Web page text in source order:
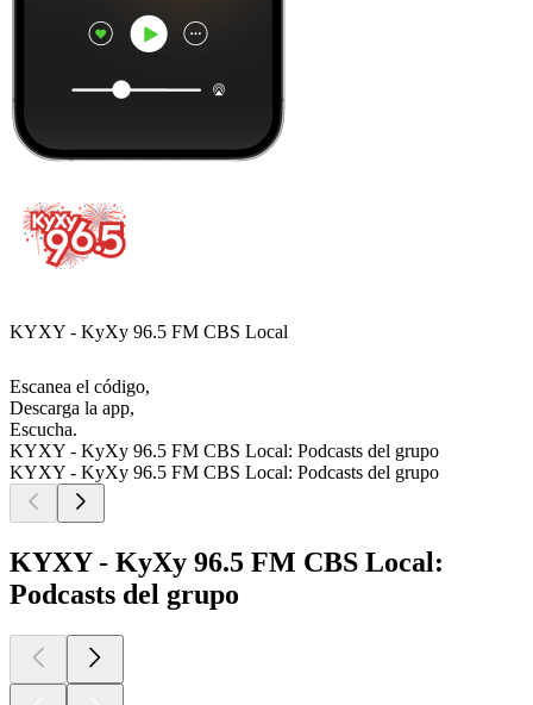
KYXY - KyXy 96.5 FM CBS Local
Escanea el código,
Descarga la app,
Escucha.
KYXY - KyXy 96.5 FM CBS Local: Podcasts del grupo
KYXY - KyXy 96.5 FM CBS Local: Podcasts del grupo
KYXY - KyXy 96.5 FM CBS Local:
Podcasts del grupo